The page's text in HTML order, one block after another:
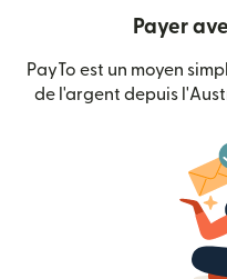
Payer
PayTo est un moyen
de l'argent depuis